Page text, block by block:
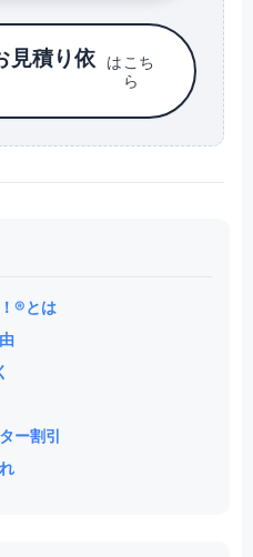
見積り依
はこち
ら
®とは
ー割引